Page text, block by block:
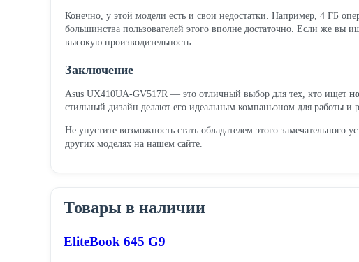
Конечно, у этой модели есть и свои недостатки. Например, 4 ГБ
большинства пользователей этого вполне достаточно. Если же вы
высокую производительность.
Заключение
Asus UX410UA-GV517R — это отличный выбор для тех, кто ищет
стильный дизайн делают его идеальным компаньоном для работы и
Не упустите возможность стать обладателем этого
других моделях на нашем сайте.
Товары в наличии
EliteBook 645 G9